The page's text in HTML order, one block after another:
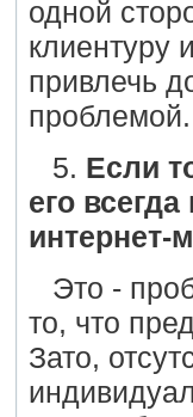
одной
клиентуру
привлечь
проблемой.
5. Если
его
интернет-
Это -
то, что
Зато,